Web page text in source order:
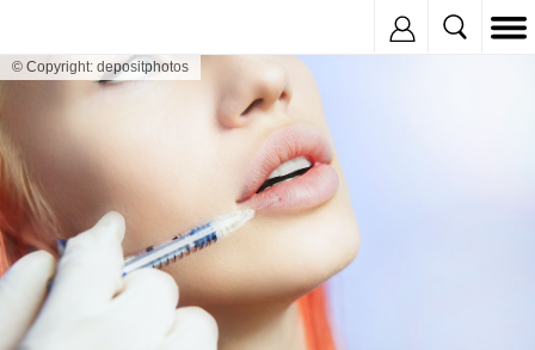
© Copyright: depositphotos